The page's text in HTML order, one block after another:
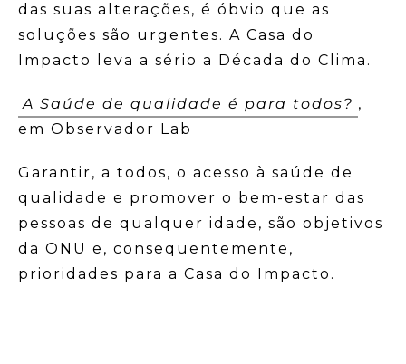
das suas alterações, é óbvio que as
soluções são urgentes. A Casa do
Impacto leva a sério a Década do Clima.
A Saúde de qualidade é para todos? ,
em Observador Lab
Garantir, a todos, o acesso à saúde de
qualidade e promover o bem-estar das
pessoas de qualquer idade, são objetivos
da ONU e, consequentemente,
prioridades para a Casa do Impacto.